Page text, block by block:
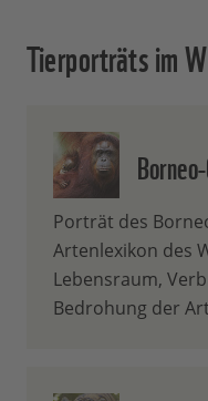
Tierporträts im
Porträt des
Artenlexikon des
Lebensraum,
Bedrohung der